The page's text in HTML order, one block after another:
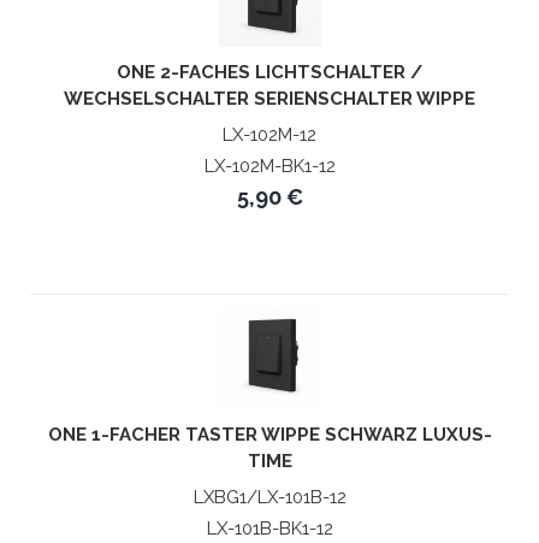
ONE 2-FACHES LICHTSCHALTER /
WECHSELSCHALTER SERIENSCHALTER WIPPE
SCHWARZ LUXUS-TIME
LX-102M-12
LX-102M-BK1-12
5,90 €
ONE 1-FACHER TASTER WIPPE SCHWARZ LUXUS-
TIME
LXBG1/LX-101B-12
LX-101B-BK1-12